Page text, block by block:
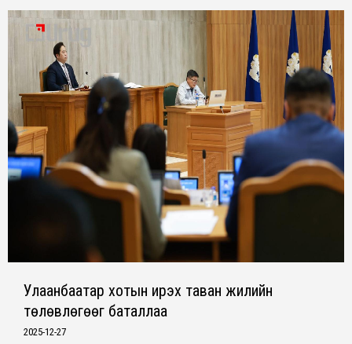
Улаанбаатар хотын ирэх таван жилийн
төлөвлөгөөг баталлаа
2025-12-27